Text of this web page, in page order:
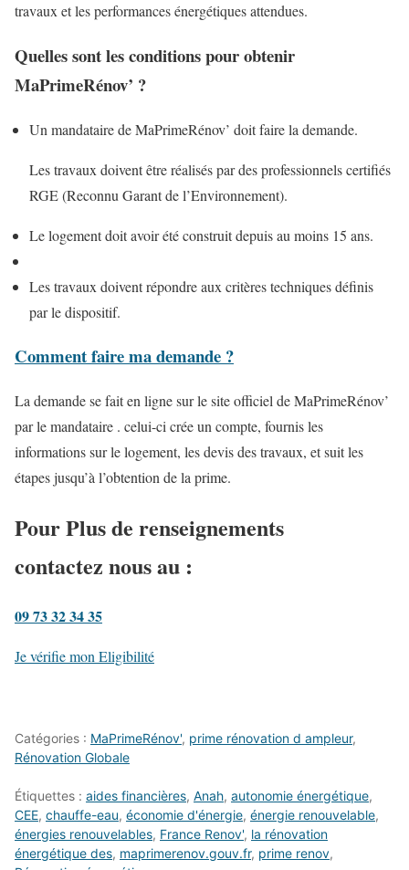
travaux et les performances énergétiques attendues.
Quelles sont les conditions pour obtenir
MaPrimeRénov’ ?
Un mandataire de MaPrimeRénov’ doit faire la demande.
Les travaux doivent être réalisés par des professionnels certifiés
RGE (Reconnu Garant de l’Environnement).
Le logement doit avoir été construit depuis au moins 15 ans.
Les travaux doivent répondre aux critères techniques définis
par le dispositif.
Comment faire ma demande ?
La demande se fait en ligne sur le site officiel de MaPrimeRénov’
par le mandataire . celui-ci crée un compte, fournis les
informations sur le logement, les devis des travaux, et suit les
étapes jusqu’à l’obtention de la prime.
Pour Plus de renseignements
contactez nous au :
09 73 32 34 35
Je vérifie mon Eligibilité
Catégories : MaPrimeRénov', prime rénovation d ampleur,
Rénovation Globale
Étiquettes : aides financières, Anah, autonomie énergétique,
CEE, chauffe-eau, économie d'énergie, énergie renouvelable,
énergies renouvelables, France Renov', la rénovation
énergétique des, maprimerenov.gouv.fr, prime renov,